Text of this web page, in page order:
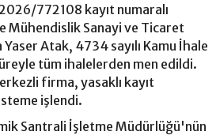
772108 kayıt numaralı
Mühendislik Sanayi ve Ticaret
Atak, 4734 sayılı Kamu İhale
tüm ihalelerden men edildi.
firma, yasaklı kayıt
işlendi.
Santrali İşletme Müdürlüğü'nün